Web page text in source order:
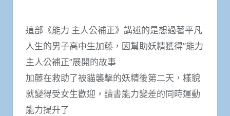
這部《能力 主人公補正》講述的是想過著平凡
人生的男子高中生加藤，因幫助妖精獲得”能力
主人公補正”展開的故事
加藤在救助了被貓襲擊的妖精後第二天，樣貌
就變得受女生歡迎，讀書能力變差的同時運動
能力提升了